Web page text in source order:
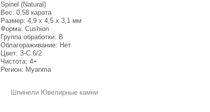
Spinel (Natural)
Вес: 0,58 карата
Размер: 4,9 х 4,5 х 3,1 мм
Форма: Cushion
Группа обработки: В
Облагораживание: Нет
Цвет: З-С.6/2
Чистота: 4+
Регион: Myanma
Шпинели Ювелирные камни